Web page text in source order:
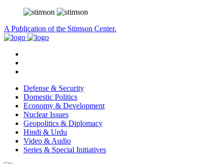
A Publication of the Stimson Center.
Defense & Security
Domestic Politics
Economy & Development
Nuclear Issues
Geopolitics & Diplomacy
Hindi & Urdu
Video & Audio
Series & Special Initiatives